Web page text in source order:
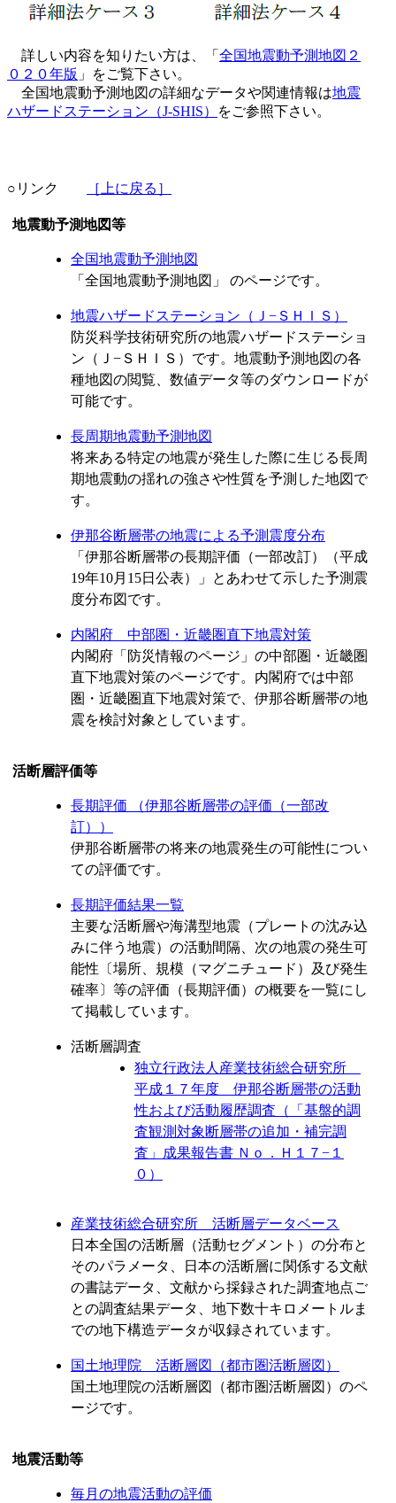
詳しい内容を知りたい方は、「 全国地震動予測地図２
０２０年版 」をご覧下さい。
全国地震動予測地図の詳細なデータや関連情報は地震
ハザードステーション（J-SHIS）
をご参照下さい。
○リンク ［上に戻る］
震動予測地図等
全国地震動予測地図
「全国地震動予測地図」 のページです。
地震ハザードステーション（Ｊ−ＳＨＩＳ）
防災科学技術研究所の地震ハザードステーショ
ン（Ｊ−ＳＨＩＳ）です。地震動予測地図の各
種地図の閲覧、数値データ等のダウンロードが
可能です。
長周期地震動予測地図
将来ある特定の地震が発生した際に生じる長周
期地震動の揺れの強さや性質を予測した地図で
す。
伊那谷断層帯の地震による予測震度分布
「伊那谷断層帯の長期評価（一部改訂）（平成
19年10月15日公表）」とあわせて示した予測震
度分布図です。
内閣府 中部圏・近畿圏直下地震対策
内閣府「防災情報のページ」の中部圏・近畿圏
直下地震対策のページです。内閣府では中部
圏・近畿圏直下地震対策で、伊那谷断層帯の地
震を検討対象としています。
断層評価等
長期評価 （伊那谷断層帯の評価（一部改
訂））
伊那谷断層帯の将来の地震発生の可能性につい
ての評価です。
長期評価結果一覧
主要な活断層や海溝型地震（プレートの沈み込
みに伴う地震）の活動間隔、次の地震の発生可
能性〔場所、規模（マグニチュード）及び発生
確率〕等の評価（長期評価）の概要を一覧にし
て掲載しています。
活断層調査
独立行政法人産業技術総合研究所
平成１７年度 伊那谷断層帯の活動
性および活動履歴調査（「基盤的調
査観測対象断層帯の追加・補完調
査」成果報告書 Ｎｏ．Ｈ１７−１
０）
産業技術総合研究所 活断層データベース
日本全国の活断層（活動セグメント）の分布と
そのパラメータ、日本の活断層に関係する文献
の書誌データ、文献から採録された調査地点ご
との調査結果データ、地下数十キロメートルま
での地下構造データが収録されています。
国土地理院 活断層図（都市圏活断層図）
国土地理院の活断層図（都市圏活断層図）のペ
ージです。
震活動等
毎月の地震活動の評価